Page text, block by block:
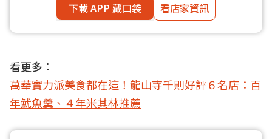
下載 APP 藏口袋
看店家資訊
看更多：
萬華實力派美食都在這！龍山寺千則好評６名店：百
年魷魚羹、４年米其林推薦